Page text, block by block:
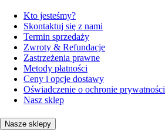
Kto jesteśmy?
Skontaktuj się z nami
Termin sprzedaży
Zwroty & Refundacje
Zastrzeżenia prawne
Metody płatności
Ceny i opcje dostawy
Oświadczenie o ochronie prywatności
Nasz sklep
Nasze sklepy